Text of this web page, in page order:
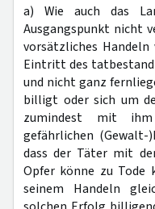
a) Wie auch das
Ausgangspunkt nicht
vorsätzliches Handeln
Eintritt des
und nicht ganz
billigt oder sich um
zumindest mit
gefährlichen (Gewalt-
dass der Täter mit
Opfer könne zu
seinem Handeln